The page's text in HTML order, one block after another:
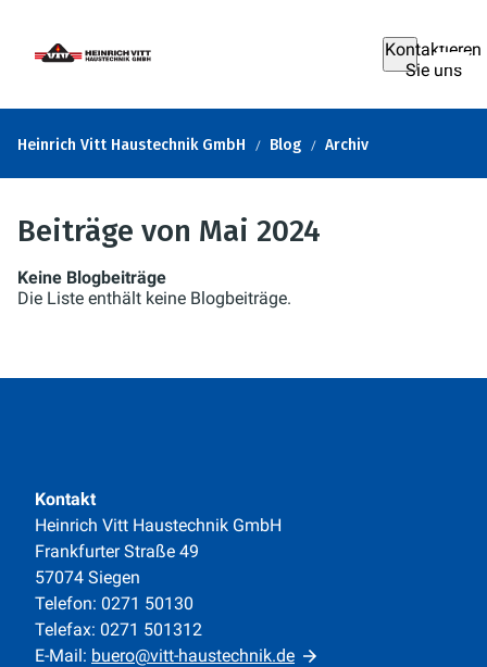
Kontaktieren
Sie uns
Heinrich Vitt Haustechnik GmbH Blog Archiv
Beiträge von Mai 2024
Keine Blogbeiträge
Die Liste enthält keine Blogbeiträge.
Kontakt
Heinrich Vitt Haustechnik GmbH
Frankfurter Straße 49
57074 Siegen
Telefon: 0271 50130
Telefax: 0271 501312
E-Mail: buero@vitt-haustechnik.de